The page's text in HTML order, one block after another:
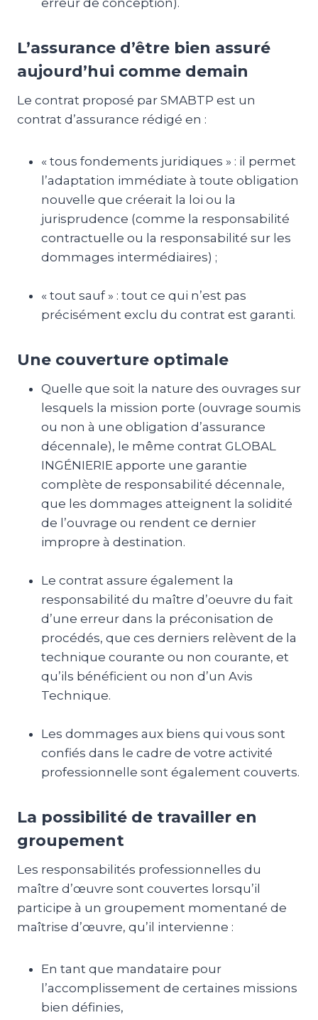
L’assurance d’être bien assuré
aujourd’hui comme demain
Le contrat proposé par SMABTP est un
contrat d’assurance rédigé en :
« tous fondements juridiques » : il permet
l’adaptation immédiate à toute obligation
nouvelle que créerait la loi ou la
jurisprudence (comme la responsabilité
contractuelle ou la responsabilité sur les
dommages intermédiaires) ;
« tout sauf » : tout ce qui n’est pas
précisément exclu du contrat est garanti.
Une couverture optimale
Quelle que soit la nature des ouvrages sur
lesquels la mission porte (ouvrage soumis
ou non à une obligation d’assurance
décennale), le même contrat GLOBAL
INGÉNIERIE apporte une garantie
complète de responsabilité décennale,
que les dommages atteignent la solidité
de l’ouvrage ou rendent ce dernier
impropre à destination.
Le contrat assure également la
responsabilité du maître d’oeuvre du fait
d’une erreur dans la préconisation de
procédés, que ces derniers relèvent de la
technique courante ou non courante, et
qu’ils bénéficient ou non d’un Avis
Technique.
Les dommages aux biens qui vous sont
confiés dans le cadre de votre activité
professionnelle sont également couverts.
La possibilité de travailler en
groupement
Les responsabilités professionnelles du
maître d’œuvre sont couvertes lorsqu’il
participe à un groupement momentané de
maîtrise d’œuvre, qu’il intervienne :
En tant que mandataire pour
l’accomplissement de certaines missions
bien définies,